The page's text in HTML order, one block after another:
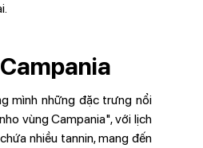
mình những đặc trưng nổi
vùng Campania", với lịch
nhiều tannin, mang đến